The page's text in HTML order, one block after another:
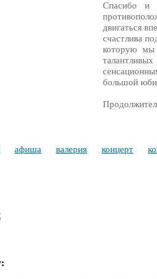
Спасибо и
двигаться
счастлива
которую мы
большой
афиша валерия концерт